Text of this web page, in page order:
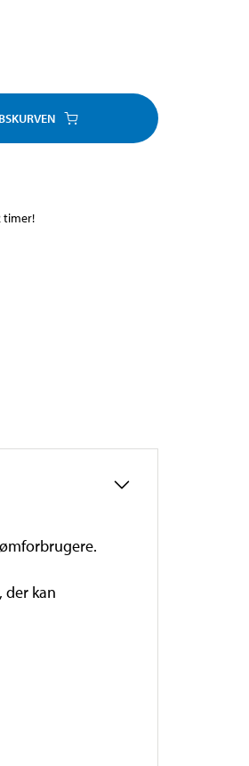
timer!
der kan